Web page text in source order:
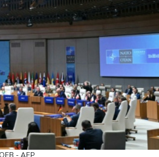
- AFP